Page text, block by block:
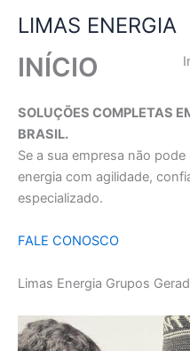
para
conteúdo
LIMAS ENERGIA
INÍCIO
SOLUÇÕES COMPLETAS
BRASIL.
Se a sua empresa não
energia com agilidade,
especializado.
FALE CONOSCO
Limas Energia Grupos